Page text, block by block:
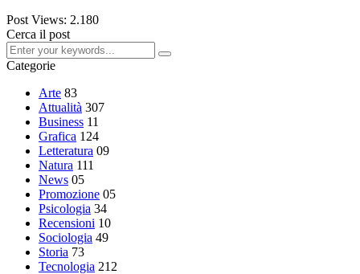
Post Views: 2.180
Cerca il post
Categorie
Arte 83
Attualità 307
Business 11
Grafica 124
Letteratura 09
Natura 111
News 05
Promozione 05
Psicologia 34
Recensioni 10
Sociologia 49
Storia 73
Tecnologia 212